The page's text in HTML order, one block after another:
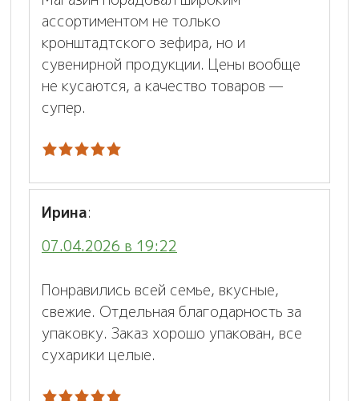
ассортиментом не только
кронштадтского зефира, но и
сувенирной продукции. Цены вообще
не кусаются, а качество товаров —
супер.
Ирина:
07.04.2026 в 19:22
Понравились всей семье, вкусные,
свежие. Отдельная благодарность за
упаковку. Заказ хорошо упакован, все
сухарики целые.